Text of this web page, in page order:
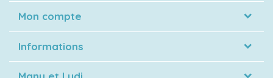
Mon compte
Informations